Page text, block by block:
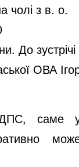
чолі з в. о.
До зустрічі
ОВА
саме